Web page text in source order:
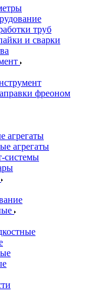
труб
и сварки
фреоном
агрегаты
агрегаты
системы